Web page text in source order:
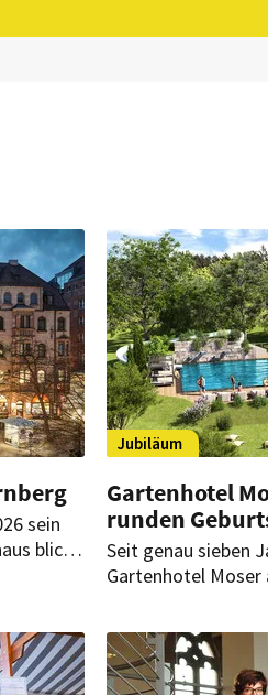
sein
blickt
Jubiläum
Gartenhotel
runden
Seit genau sieben
Gartenhotel Moser
und persönliche
diesem Jahr feiert
sein 70-jähriges